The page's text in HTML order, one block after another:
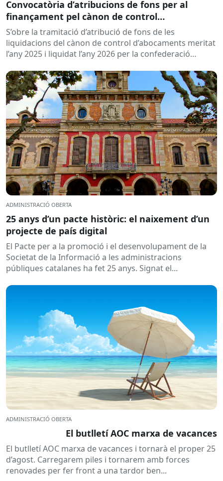
Convocatòria d’atribucions de fons per al
finançament pel cànon de control
d’abocaments meritat l’any 2025 i liquidat l’any
2026
S’obre la tramitació d’atribució de fons de les
liquidacions del cànon de control d’abocaments meritat
l’any 2025 i liquidat l’any 2026 per la confederació
ADMINISTRACIÓ OBERTA
25 anys d’un pacte històric: el naixement d’un
projecte de país digital
El Pacte per a la promoció i el desenvolupament de la
Societat de la Informació a les administracions
públiques catalanes ha fet 25 anys. Signat el...
ADMINISTRACIÓ OBERTA
El butlletí AOC marxa de vacances
El butlletí AOC marxa de vacances i tornarà el proper 25
d’agost. Carregarem piles i tornarem amb forces
renovades per fer front a una tardor ben...